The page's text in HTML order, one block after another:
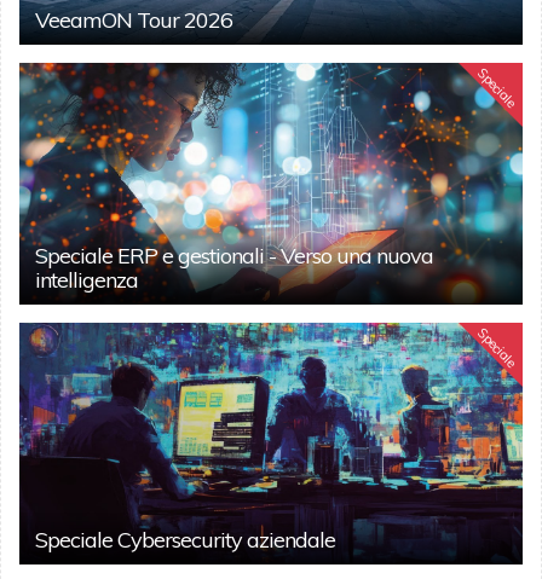
VeeamON Tour 2026
Speciale
Speciale ERP e gestionali - Verso una nuova
intelligenza
Speciale
Speciale Cybersecurity aziendale